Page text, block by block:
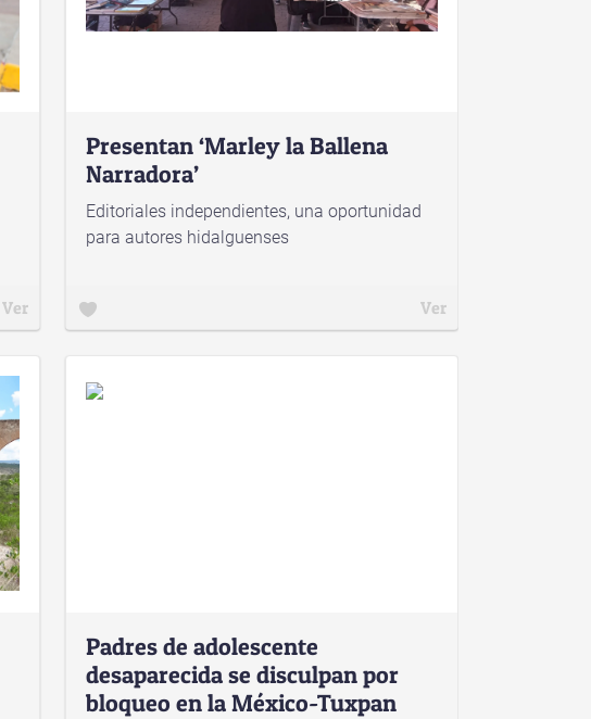
Ver
Presentan ‘Marley la Ballena
Narradora’
Editoriales independientes, una oportunidad
para autores hidalguenses
Ver
Padres de adolescente
desaparecida se disculpan por
bloqueo en la México-Tuxpan